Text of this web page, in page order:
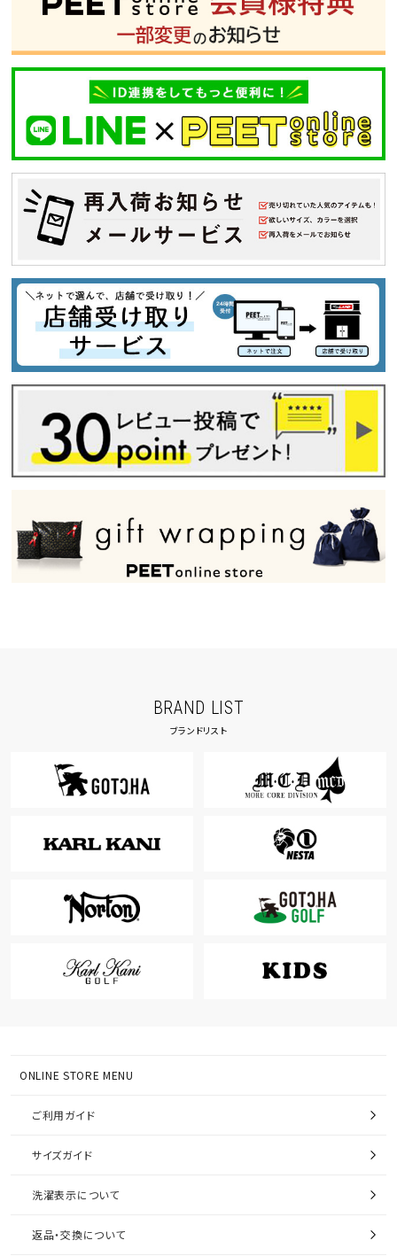
BRAND LIST
ブランドリスト
ONLINE STORE MENU
ご利用ガイド
サイズガイド
洗濯表示について
返品・交換について